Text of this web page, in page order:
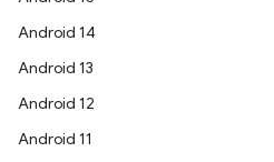
Android 14
Android 13
Android 12
Android 11